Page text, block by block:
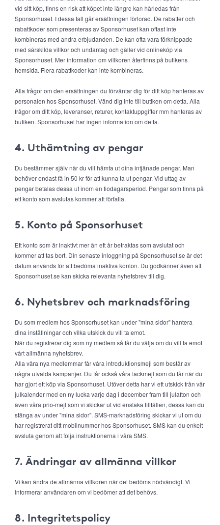
vid sitt köp, finns en risk att köpet inte längre kan härledas från
Sponsorhuset. I dessa fall går ersättningen förlorad. De rabatter och
rabattkoder som presenteras av Sponsorhuset kan oftast inte
kombineras med andra erbjudanden. De kan ofta vara förknippade
med särskilda villkor och undantag och gäller vid onlineköp via
Sponsorhuset. Mer information om villkoren återfinns på butikens
hemsida. Flera rabattkoder kan inte kombineras.
Alla frågor om den ersättningen du förväntar dig för ditt köp hanteras av
personalen hos Sponsorhuset. Vänd dig inte till butiken om detta. Alla
frågor om ditt köp, leveranser, returer, kontaktuppgifter mm hanteras av
butiken. Sponsorhuset har ingen information om detta.
4. Uthämtning av pengar
Du bestämmer själv när du vill hämta ut dina intjänade pengar. Man
behöver endast få in 50 kr för att kunna ta ut pengar. Vid uttag av
pengar betalas dessa ut inom en tiodagarsperiod. Pengar som finns på
ett konto som avslutas kommer att förfalla.
5. Konto på Sponsorhuset
Ett konto som är inaktivt mer än ett år betraktas som avslutat och
kommer att tas bort. Din senaste inloggning på Sponsorhuset.se är det
datum används för att bedöma inaktiva konton. Du godkänner även att
Sponsorhuset.se kan skicka relevanta nyhetsbrev till dig.
6. Nyhetsbrev och marknadsföring
Du som medlem hos Sponsorhuset kan under "mina sidor" hantera
dina inställningar och vilka utskick du vill ta emot.
När du registrerar dig som ny medlem så får du välja om du vill ta emot
vårt allmänna nyhetsbrev.
Alla våra nya medlemmar får våra introduktionsmejl som består av
några utvalda kampanjer. Du får också våra tackmejl som du får när du
har gjort ett köp via Sponsorhuset. Utöver detta har vi ett utskick från vår
julkalender med en ny lucka varje dag i december fram till julafton och
även våra prio-mejl som vi skickar ut vid enstaka tillfällen, dessa kan du
stänga av under "mina sidor". SMS-marknadsföring skickar vi ut om du
har registrerat ditt mobilnummer hos Sponsorhuset. SMS kan du enkelt
avsluta genom att följa instruktionerna i våra SMS.
7. Ändringar av allmänna villkor
Vi kan ändra de allmänna villkoren när det bedöms nödvändigt. Vi
informerar användaren om vi bedömer att det behövs.
8. Integritetspolicy